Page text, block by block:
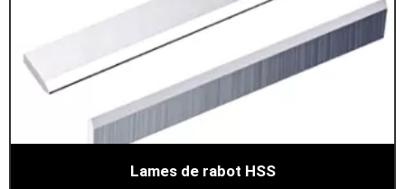
Lames de rabot HSS